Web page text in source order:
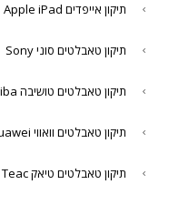
תיקון אייפדים Apple iPad
תיקון טאבלטים סוני Sony
תיקון טאבלטים טושיבה Toshiba
תיקון טאבלטים וואווי Huawei
תיקון טאבלטים טיאק Teac